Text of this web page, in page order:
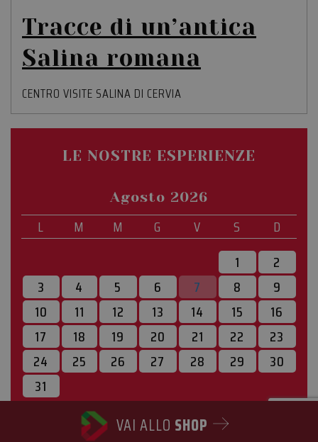
Tracce di un’antica
Salina romana
CENTRO VISITE SALINA DI CERVIA
LE NOSTRE ESPERIENZE
Agosto 2026
L M M G V S D
1
2
3
4 5 6 7 8
9
10
11 12 13 14 15
16
17
18 19 20 21 22
23
24
25 26 27 28 29
30
31
VAI ALLO SHOP